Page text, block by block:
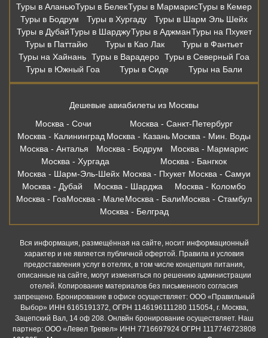
Туры в АланьюТуры в БелекТуры в МармарисТуры в Кемер
Туры в Бодрум
Туры в Хургаду
Туры в Шарм Эль Шейх
Туры в ДубайТуры в ШарджуТуры в АджманТуры на Пхукет
Туры в Паттайю
Туры в Као Лак
Туры в Фантьет
Туры на Хайнань Туры в Варадеро Туры в Северный Гоа
Туры в Южный Гоа
Туры в Сиде Туры на Бали
Дешевые авиабилеты из Москвы
Москва - Сочи
Москва - Санкт-Петербург
Москва - Калининград Москва - Казань Москва - Мин. Воды
Москва - Анталья
Москва - Бодрум
Москва - Мармарис
Москва - Хургада
Москва - Бангкок
Москва - Шарм-Эль-Шейх Москва - Пхукет Москва - Самуи
Москва - Дубай
Москва - Шарджа
Москва - Коломбо
Москва - ГоаМосква - МалеМосква - БалиМосква - Стамбул
Москва - Белград
Вся информация, размещённая на сайте, носит информационный
характер и не является публичной офертой. Правила и условия
предоставления услуг в отелях, в том числе концепция питания,
описанные на сайте, могут изменяться по решению администрации
отелей. Копирование материалов без письменного согласия
запрещено. Бронирование в офисе осуществляет: ООО «Правильный
Выбор» ИНН 6165191372, ОГРН 1146196111280 115054, г. Москва,
Зацепский Вал, 14 оф 208. Онлвйн бронирование осуществляет. Наш
партнер: ООО «Левел Тревел» ИНН 7716697924 ОГРН 1117746723808